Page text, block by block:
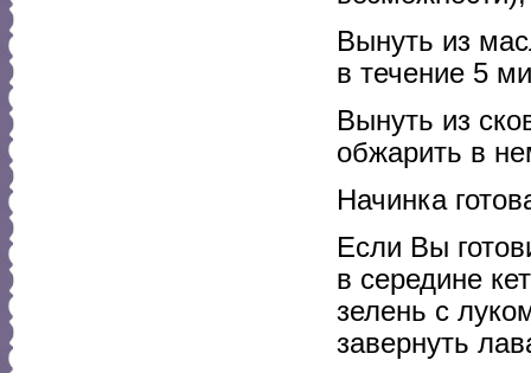
Вынуть из
в течение 5
Вынуть из
обжарить в
Начинка
Если Вы
в середине
зелень с
завернуть